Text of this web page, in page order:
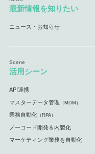
最新情報を知りたい
ニュース・お知らせ
活用シーン
API連携
マスターデータ管理 （MDM）
業務自動化（RPA）
ノーコード開発＆内製化
マーケティング業務を自動化